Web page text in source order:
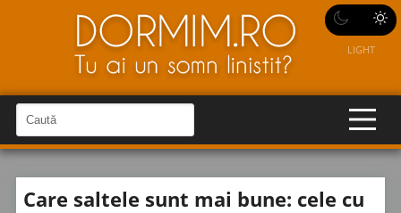
LIGHT
a
u
t
C
a
u
î
n
Care saltele sunt mai bune: cele cu